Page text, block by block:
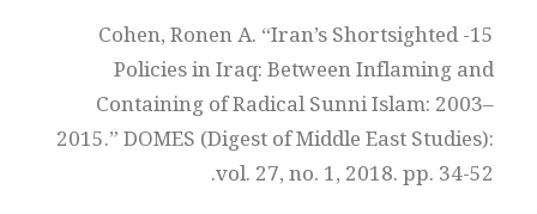
15- Cohen, Ronen A. “Iran’s Shortsighted
Policies in Iraq: Between Inflaming and
Containing of Radical Sunni Islam: 2003–
2015.” DOMES (Digest of Middle East Studies):
vol. 27, no. 1, 2018. pp. 34-52.